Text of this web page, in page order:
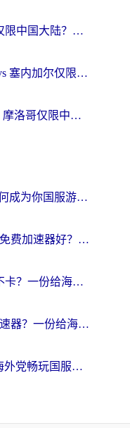
在海外看央视频世界杯仅限中国大陆？这篇指南帮你解锁中文解说+无卡顿直播
在海外看世界杯比利时 vs 塞内加尔仅限中国大陆？我找到了最流畅的中文解说之路
在国外看世界杯法国 VS 摩洛哥仅限中国大陆？海外党这样看中文解说赛事不卡顿
在澳洲，BanG加速器如何成为你国服游戏的“时光机”？
玩崩坏学园2海外用什么免费加速器好？2026海外党亲测国服游戏加速指南
国外如何玩新笑傲江湖不卡？一份给海外游子的终极网络指南
在南非玩刀塔2用什么加速器？一份给海外游子的终极生存指南
Dive用什么加速器好？海外党畅玩国服游戏的终极避坑指南